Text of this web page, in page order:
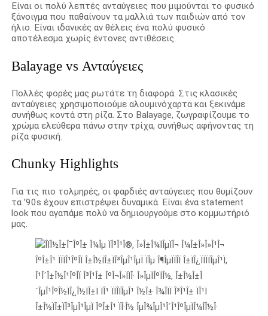
Είναι οι πολύ λεπτές ανταύγειες που μιμούνται το φυσικό
ξάνοιγμα που παθαίνουν τα μαλλιά των παιδιών από τον
ήλιο. Είναι ιδανικές αν θέλεις ένα πολύ φυσικό
αποτέλεσμα χωρίς έντονες αντιθέσεις.
Balayage vs Ανταύγειες
Πολλές φορές μας ρωτάτε τη διαφορά. Στις κλασικές
ανταύγειες χρησιμοποιούμε αλουμινόχαρτα και ξεκινάμε
συνήθως κοντά στη ρίζα. Στο Balayage, ζωγραφίζουμε το
χρώμα ελεύθερα πάνω στην τρίχα, συνήθως αφήνοντας τη
ρίζα φυσική.
Chunky Highlights
Για τις πιο τολμηρές, οι φαρδιές ανταύγειες που θυμίζουν
τα ’90s έχουν επιστρέψει δυναμικά. Είναι ένα statement
look που αγαπάμε πολύ να δημιουργούμε στο κομμωτήριό
μας.